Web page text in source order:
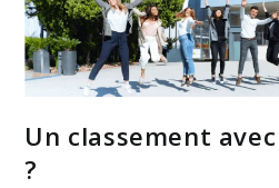
Un classement
?